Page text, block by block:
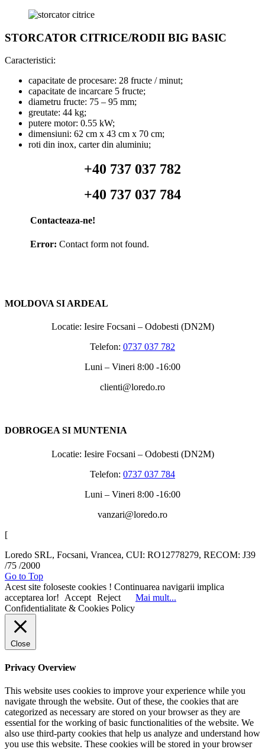
STORCATOR CITRICE/RODII BIG BASIC
Caracteristici:
capacitate de procesare: 28 fructe / minut;
capacitate de incarcare 5 fructe;
diametru fructe: 75 – 95 mm;
greutate: 44 kg;
putere motor: 0.55 kW;
dimensiuni: 62 cm x 43 cm x 70 cm;
roti din inox, carter din aluminiu;
+40 737 037 782
+40 737 037 784
Contacteaza-ne!
Error: Contact form not found.
MOLDOVA SI ARDEAL
Locatie: Iesire Focsani – Odobesti (DN2M)
Telefon: 0737 037 782
Luni – Vineri 8:00 -16:00
clienti@loredo.ro
DOBROGEA SI MUNTENIA
Locatie: Iesire Focsani – Odobesti (DN2M)
Telefon: 0737 037 784
Luni – Vineri 8:00 -16:00
vanzari@loredo.ro
[
Loredo SRL, Focsani, Vrancea, CUI: RO12778279, RECOM: J39
/75 /2000
Go to Top
Acest site foloseste cookies ! Continuarea navigarii implica
acceptarea lor!
Accept Reject
Mai mult...
Confidentialitate & Cookies Policy
Close
Privacy Overview
This website uses cookies to improve your experience while you
navigate through the website. Out of these, the cookies that are
categorized as necessary are stored on your browser as they are
essential for the working of basic functionalities of the website. We
also use third-party cookies that help us analyze and understand how
you use this website. These cookies will be stored in your browser